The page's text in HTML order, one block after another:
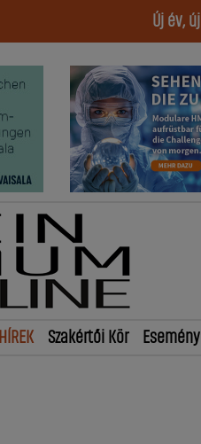
Új év,
HÍREK Szakértői Kör